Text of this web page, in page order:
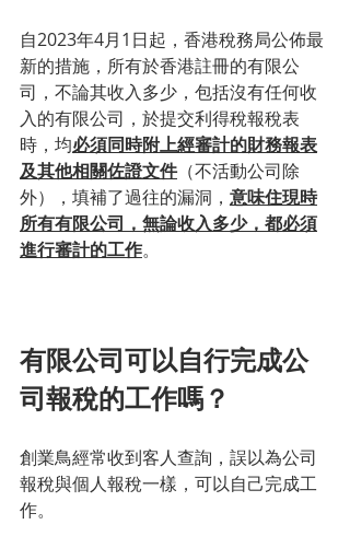
自2023年4月1日起，香港稅務局公佈最
新的措施，所有於香港註冊的有限公
司，不論其收入多少，包括沒有任何收
入的有限公司，於提交利得稅報稅表
時，均必須同時附上經審計的財務報表
及其他相關佐證文件（不活動公司除
外），填補了過往的漏洞， 意味住現時
所有有限公司，無論收入多少，都必須
進行審計的工作。
有限公司可以自行完成公
司報稅的工作嗎？
創業鳥經常收到客人查詢，誤以為公司
報稅與個人報稅一樣，可以自己完成工
作。